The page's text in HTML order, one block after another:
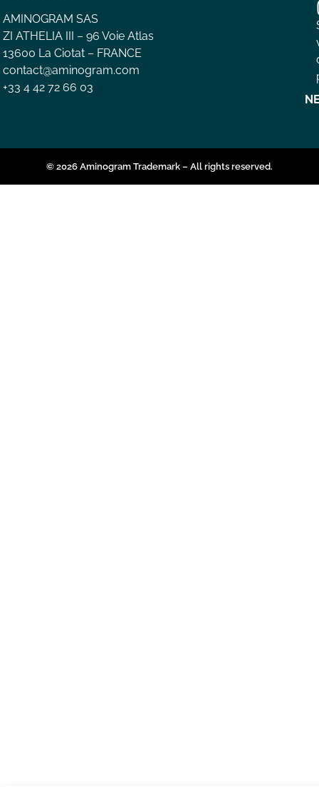
AMINOGRAM SAS
ZI ATHELIA III – 96 Voie Atlas
13600 La Ciotat – FRANCE
contact@aminogram.com
+33 4 42 72 66 03
© 2026 Aminogram Trademark – All rights reserved.